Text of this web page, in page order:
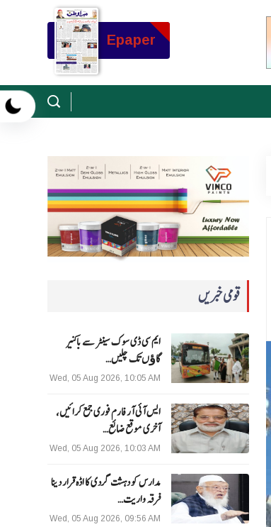
Epaper
قومی خبریں
ایم سی ڈی سوک سینٹر سے باکنیر
گاﺅں تک چلیں…
Wed, 05 Aug 2026, 10:05 AM
ایس آئی آر فارم فوری جمع کرائیں،
آخری موقع ضائع…
Wed, 05 Aug 2026, 10:03 AM
مدارس کو دہشت گردی کا اڈہ قرار دینا
فرقہ واریت…
Wed, 05 Aug 2026, 09:56 AM